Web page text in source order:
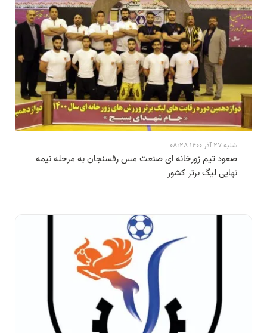
شنبه 27 آذر 1400 08:28
صعود تیم زورخانه ای صنعت مس رفسنجان به مرحله نیمه
نهایی لیگ برتر کشور